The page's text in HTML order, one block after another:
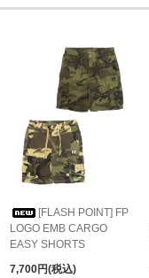
[FLASH POINT] FP
LOGO EMB CARGO
EASY SHORTS
7,700円(税込)